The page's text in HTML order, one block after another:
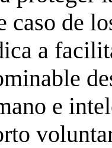
caso de
a
e